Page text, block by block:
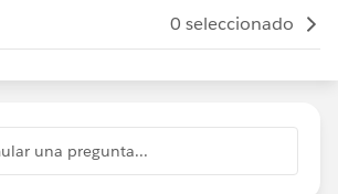
0 seleccionado
una pregunta...